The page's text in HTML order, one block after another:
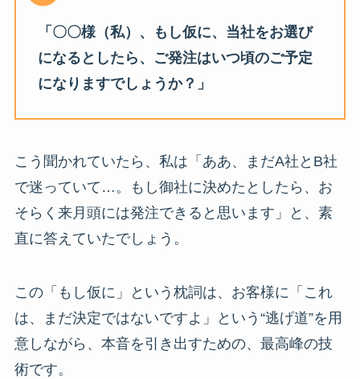
「〇〇様（私）、もし仮に、当社をお選び
になるとしたら、ご発注はいつ頃のご予定
になりますでしょうか？」
こう聞かれていたら、私は「ああ、まだA社とB社
で迷っていて…。もし御社に決めたとしたら、お
そらく来月頭には発注できると思います」と、素
直に答えていたでしょう。
この「もし仮に」という枕詞は、お客様に「これ
は、まだ決定ではないですよ」という“逃げ道”を用
意しながら、本音を引き出すための、最高峰の技
術です。